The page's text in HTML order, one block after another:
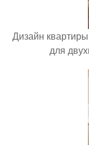
Дизайн
для